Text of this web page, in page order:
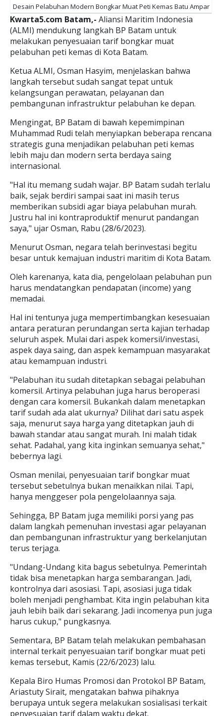
Desain Pelabuhan Modern Bongkar Muat Peti Kemas Batu Ampar
Kwarta5.com Batam,- Aliansi Maritim Indonesia
(ALMI) mendukung langkah BP Batam untuk
melakukan penyesuaian tarif bongkar muat
pelabuhan peti kemas di Kota Batam.
Ketua ALMI, Osman Hasyim, menjelaskan bahwa
langkah tersebut sudah sangat tepat untuk
kelangsungan perawatan, pelayanan dan
pembangunan infrastruktur pelabuhan ke depan.
Mengingat, BP Batam di bawah kepemimpinan
Muhammad Rudi telah menyiapkan beberapa rencana
strategis guna menjadikan pelabuhan peti kemas
lebih maju dan modern serta berdaya saing
internasional.
"Hal itu memang sudah wajar. BP Batam sudah terlalu
baik, sejak berdiri sampai saat ini masih terus
memberikan subsidi agar biaya pelabuhan murah.
Justru hal ini kontraproduktif menurut pandangan
saya," ujar Osman, Rabu (28/6/2023).
Menurut Osman, negara telah berinvestasi begitu
besar untuk kemajuan industri maritim di Kota Batam.
Oleh karenanya, kata dia, pengelolaan pelabuhan pun
harus mendatangkan pendapatan (income) yang
memadai.
Hal ini tentunya juga mempertimbangkan kesesuaian
antara peraturan perundangan serta kajian terhadap
seluruh aspek. Mulai dari aspek komersil/investasi,
aspek daya saing, dan aspek kemampuan masyarakat
atau kemampuan industri.
"Pelabuhan itu sudah ditetapkan sebagai pelabuhan
komersil. Artinya pelabuhan juga harus beroperasi
dengan cara komersil. Bukankah dalam menetapkan
tarif sudah ada alat ukurnya? Dilihat dari satu aspek
saja, menurut saya harga yang ditetapkan jauh di
bawah standar atau sangat murah. Ini malah tidak
sehat. Padahal, yang kita inginkan semuanya sehat,"
bebernya lagi.
Osman menilai, penyesuaian tarif bongkar muat
tersebut sebetulnya bukan menaikkan nilai. Tapi,
hanya menggeser pola pengelolaannya saja.
Sehingga, BP Batam juga memiliki porsi yang pas
dalam langkah pemenuhan investasi agar pelayanan
dan pembangunan infrastruktur yang berkelanjutan
terus terjaga.
"Undang-Undang kita bagus sebetulnya. Pemerintah
tidak bisa menetapkan harga sembarangan. Jadi,
kontrolnya dari asosiasi. Tapi, asosiasi juga tidak
boleh menjadi penghambat. Kita ingin pelabuhan kita
jauh lebih baik dari sekarang. Jadi incomenya pun juga
harus cukup," pungkasnya.
Sementara, BP Batam telah melakukan pembahasan
internal terkait penyesuaian tarif bongkar muat peti
kemas tersebut, Kamis (22/6/2023) lalu.
Kepala Biro Humas Promosi dan Protokol BP Batam,
Ariastuty Sirait, mengatakan bahwa pihaknya
berupaya untuk segera melakukan sosialisasi terkait
penyesuaian tarif dalam waktu dekat.